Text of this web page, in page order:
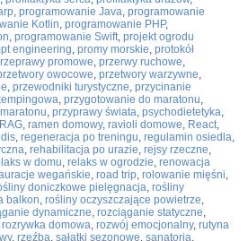
, programowanie Java, programowanie
Kotlin, programowanie PHP,
, programowanie Swift, projekt ogrodu
engineering, promy morskie, protokół
promowe, przerwy ruchowe,
owocowe, przetwory warzywne,
, przewodniki turystyczne, przycinanie
, przygotowanie do maratonu,
, przyprawy świata, psychodietetyka,
RAG, ramen domowy, ravioli domowe, React,
, regeneracja po treningu, regulamin osiedla,
, rehabilitacja po urazie, rejsy rzeczne,
w domu, relaks w ogrodzie, renowacja
wegańskie, road trip, rolowanie mięśni,
doniczkowe pielęgnacja, rośliny
balkon, rośliny oczyszczające powietrze,
dynamiczne, rozciąganie statyczne,
rozrywka domowa, rozwój emocjonalny, rutyna
, rzeźba, sałatki sezonowe, sanatoria,